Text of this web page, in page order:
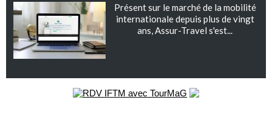
Présent sur le marché de la mobilité
internationale depuis plus de vingt
ans, Assur-Travel s'est...